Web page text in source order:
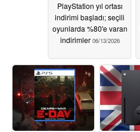
PlayStation yıl ortası
indirimi başladı; seçili
oyunlarda %80'e varan
indirimler 06/13/2026